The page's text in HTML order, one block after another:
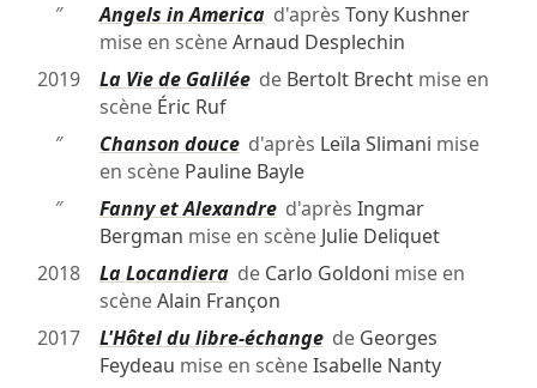
″
Angels in Americad'après Tony Kushner
mise en scèneArnaud Desplechin
2019
La Vie de Galiléede Bertolt Brechtmise en
scène Éric Ruf
″
Chanson douced'après Leïla Slimani mise
en scène Pauline Bayle
″
Fanny et Alexandred'après Ingmar
Bergman mise en scène Julie Deliquet
2018
La Locandierade Carlo Goldoni mise en
scèneAlain Françon
2017
L'Hôtel du libre-échangede Georges
Feydeau mise en scèneIsabelle Nanty